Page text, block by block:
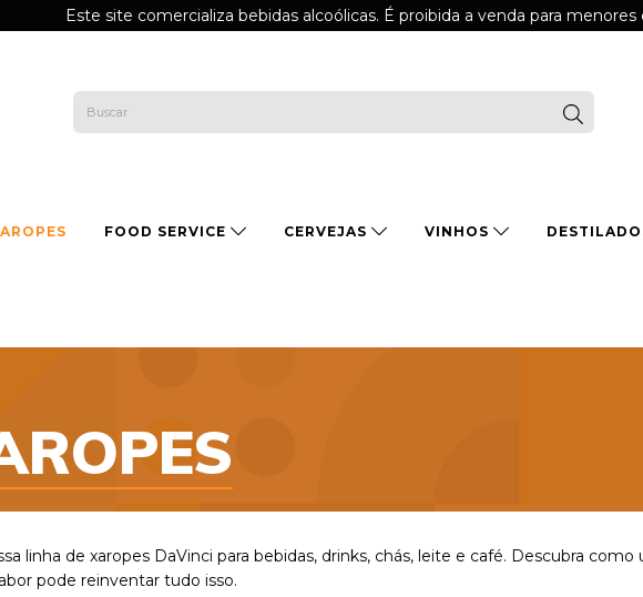
Este site comercializa bebidas alcoólicas. É proibida a venda para menores
FOOD SERVICE CERVEJAS VINHOS
linha de xaropes DaVinci para bebidas, drinks, chás, leite e café. Descubra como
pode reinventar tudo isso.